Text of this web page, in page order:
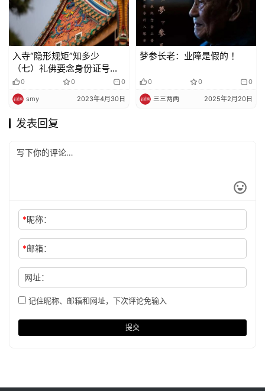
入寺“隐形规矩”知多少
（七）礼佛要念身份证号
吗？该跟佛菩萨求什么？
0 0 0
smy 2023年4月30日
梦参长老：业障是假的 ！
0 0 0
三三两两 2025年2月20日
发表回复
*昵称：
*邮箱：
网址：
记住昵称、邮箱和网址，下次评论免输入
提交